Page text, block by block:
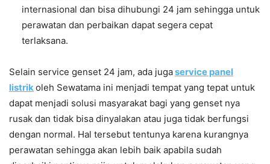
internasional dan bisa dihubungi 24 jam sehingga untuk
perawatan dan perbaikan dapat segera cepat
terlaksana.
Selain service genset 24 jam, ada jugaservice panel
listrikoleh Sewatama ini menjadi tempat yang tepat untuk
dapat menjadi solusi masyarakat bagi yang genset nya
rusak dan tidak bisa dinyalakan atau juga tidak berfungsi
dengan normal. Hal tersebut tentunya karena kurangnya
perawatan sehingga akan lebih baik apabila sudah